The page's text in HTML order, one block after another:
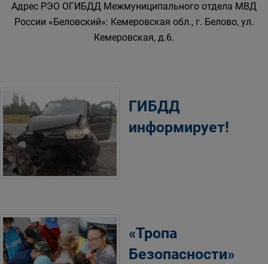
Адрес РЭО ОГИБДД Межмуниципального отдела МВД
России «Беловский»: Кемеровская обл., г. Белово, ул.
Кемеровская, д.6.
ГИБДД
информирует!
«Тропа
Безопасности»